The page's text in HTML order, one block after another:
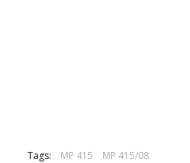
Tags: MP 415 MP 415/08